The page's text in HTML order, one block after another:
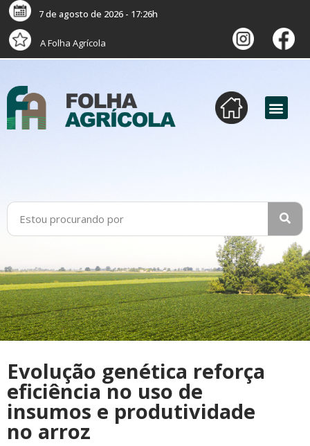
7 de agosto de 2026 - 17:26h
A Folha Agrícola
Evolução genética reforça
eficiência no uso de
insumos e produtividade
no arroz